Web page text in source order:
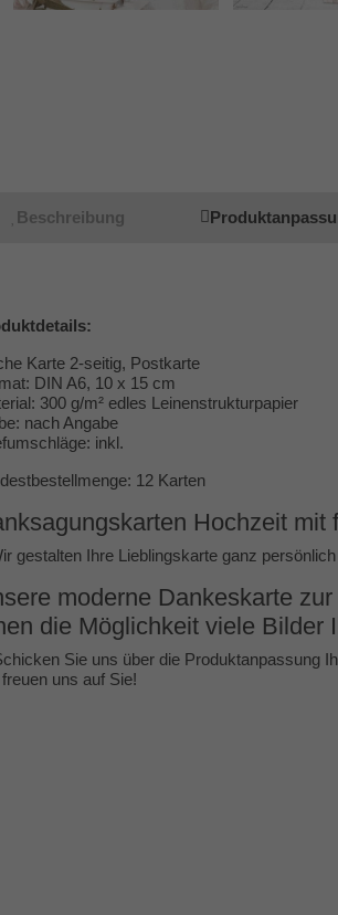
Beschreibung
Karte 2-seitig, Postkarte
DIN A6, 10 x 15 cm
300 g/m² edles Leinenstrukturpapier
nach Angabe
inkl.
12 Karten
Hochzeit
gestalten Ihre Lieblingskarte ganz
moderne Dankeskarte
die Möglichkeit viele Bilder
Sie uns über die Produktanpassung
uns auf Sie!